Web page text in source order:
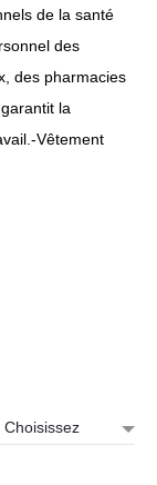
de la santé
des
des pharmacies
la
Vêtement